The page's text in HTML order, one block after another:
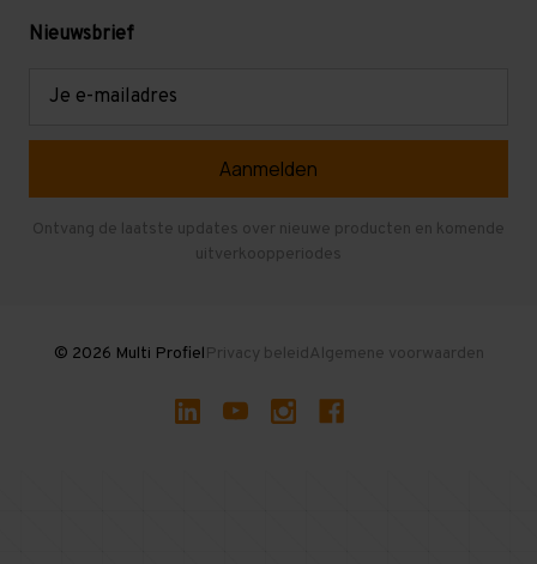
Levering en afhalen
Mezzanine
Gebruikte entresolvloeren
Nieuwsbrief
Ontvang de laatste updates over nieuwe producten en komende
uitverkoopperiodes
© 2026 Multi ProfielPrivacy beleidAlgemene voorwaarden